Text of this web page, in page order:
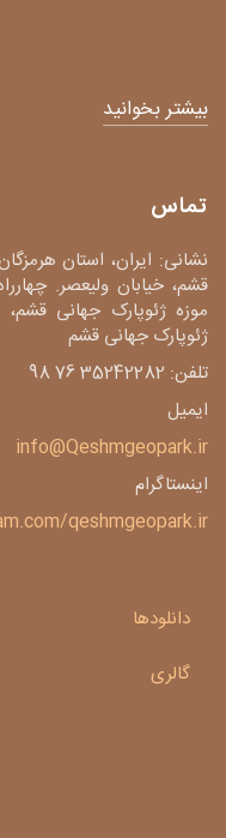
بیشتر بخوانید
تماس
نشانی: ایران، استان
قشم، خیابان ولیعصر.
موزه ژئوپارک جهانی قشم،
ژئوپارک جهانی قشم
تلفن: 35242282 76 98
ایمیل
info@Qeshmgeopark.ir
اینستاگرام
qeshmgeopark.ir/
دانلودها
گالری